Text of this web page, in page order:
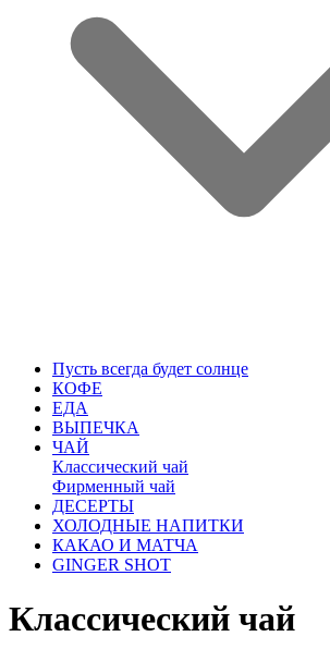
Пусть всегда будет солнце
КОФЕ
ЕДА
ВЫПЕЧКА
ЧАЙ
Классический чай
Фирменный чай
ДЕСЕРТЫ
ХОЛОДНЫЕ НАПИТКИ
КАКАО И МАТЧА
GINGER SHOT
Классический чай